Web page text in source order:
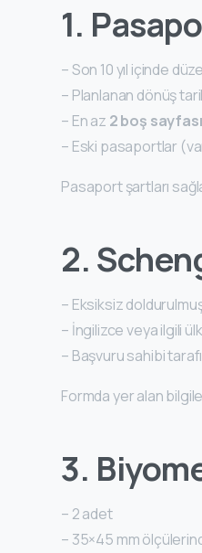
1.
– Son 10 yıl içinde
– Planlanan dönüş
– En az 2 boş sayfası
– Eski pasaportlar
Pasaport şartları
2.
– Eksiksiz
– İngilizce veya ilgili
– Başvuru sahibi
Formda yer alan
3.
– 2 adet
– 35×45 mm